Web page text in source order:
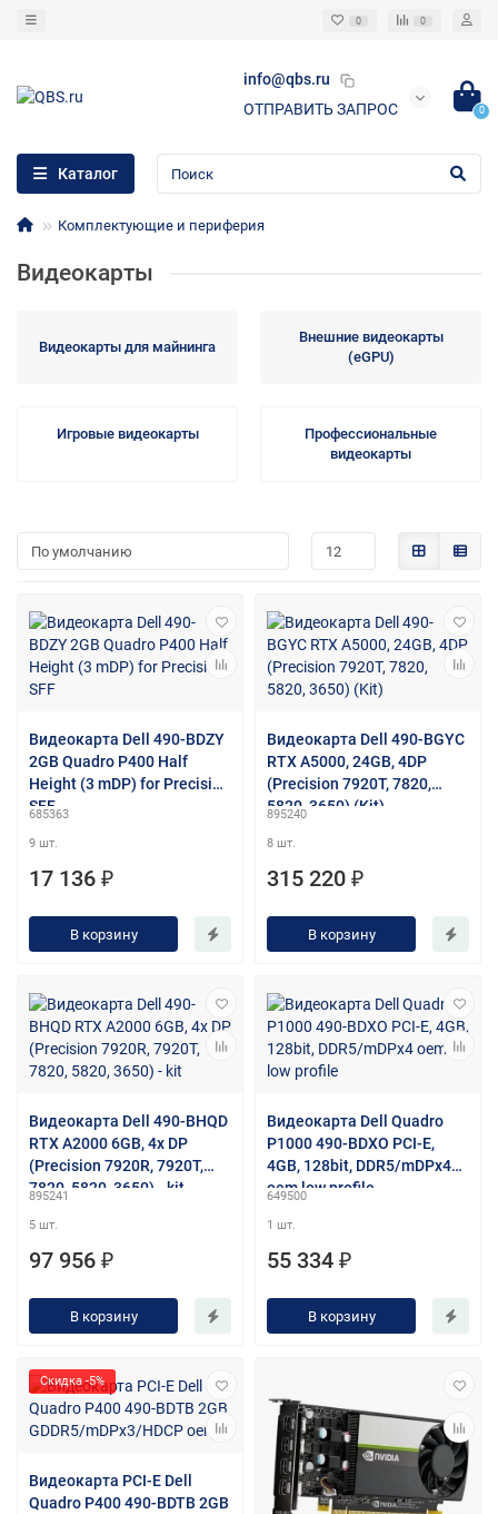
0 0
info@qbs.ru
ОТПРАВИТЬ ЗАПРОС
0
Каталог
Комплектующие и периферия
Видеокарты
Видеокарты для майнинга
Внешние видеокарты
(eGPU)
Игровые видеокарты
Профессиональные
видеокарты
Видеокарта Dell 490-BDZY
2GB Quadro P400 Half
Height (3 mDP) for Precision
SFF
685363
9 шт.
17 136 ₽
В корзину
Видеокарта Dell 490-BGYC
RTX A5000, 24GB, 4DP
(Precision 7920T, 7820,
5820, 3650) (Kit)
895240
8 шт.
315 220 ₽
В корзину
Видеокарта Dell 490-BHQD
RTX A2000 6GB, 4x DP
(Precision 7920R, 7920T,
7820, 5820, 3650) - kit
895241
5 шт.
97 956 ₽
В корзину
Видеокарта Dell Quadro
P1000 490-BDXO PCI-E,
4GB, 128bit, DDR5/mDPx4
oem low profile
649500
1 шт.
55 334 ₽
В корзину
Скидка -5%
Видеокарта PCI-E Dell
Quadro P400 490-BDTB 2GB